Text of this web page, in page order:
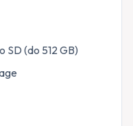
SD (do 512 GB)